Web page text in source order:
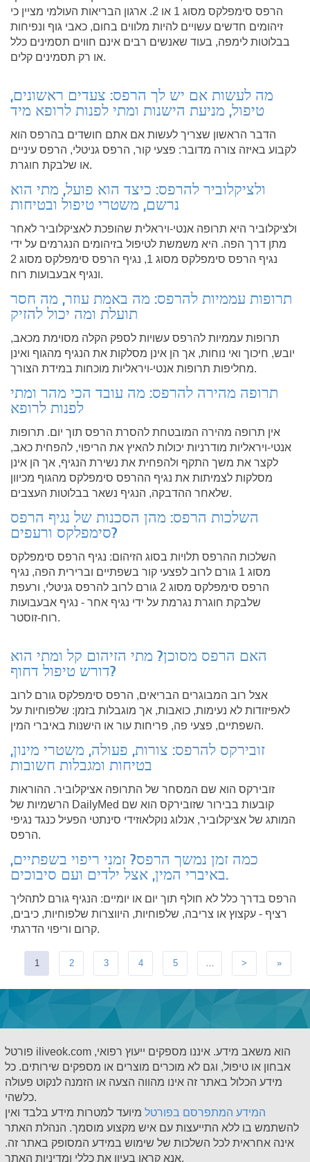
הרפס סימפלקס מסוג 1 או 2. ארגון הבריאות העולמי מציין כי
זיהומים חדשים עשויים להיות מלווים בחום, כאבי גוף ונפיחות
בבלוטות לימפה, בעוד שאנשים רבים אינם חווים תסמינים כלל
או רק תסמינים קלים.
מה לעשות אם יש לך הרפס: צעדים ראשונים,
טיפול, מניעת הישנות ומתי לפנות לרופא מיד
הדבר הראשון שצריך לעשות אם אתם חושדים בהרפס הוא
לקבוע באיזה צורה מדובר: פצעי קור, הרפס גניטלי, הרפס עיניים
או שלבקת חוגרת.
ולציקלוביר להרפס: כיצד הוא פועל, מתי הוא
נרשם, משטרי טיפול ובטיחות
ולציקלוביר היא תרופה אנטי-ויראלית שהופכת לאציקלוביר לאחר
מתן דרך הפה. היא משמשת לטיפול בזיהומים הנגרמים על ידי
נגיף הרפס סימפלקס מסוג 1, נגיף הרפס סימפלקס מסוג 2
ונגיף אבעבועות רוח.
תרופות עממיות להרפס: מה באמת עוזר, מה חסר
תועלת ומה יכול להזיק
תרופות עממיות להרפס עשויות לספק הקלה מסוימת מכאב,
יובש, חיכוך ואי נוחות, אך הן אינן מסלקות את הנגיף מהגוף ואינן
מחליפות תרופות אנטי-ויראליות מוכחות במידת הצורך.
תרופה מהירה להרפס: מה עובד הכי מהר ומתי
לפנות לרופא
אין תרופה מהירה המובטחת להסרת הרפס תוך יום. תרופות
אנטי-ויראליות מודרניות יכולות להאיץ את הריפוי, להפחית כאב,
לקצר את משך התקף ולהפחית את נשירת הנגיף, אך הן אינן
מסלקות לצמיתות את נגיף ההרפס סימפלקס מהגוף מכיוון
שלאחר ההדבקה, הנגיף נשאר בבלוטות העצבים.
השלכות הרפס: מהן הסכנות של נגיף הרפס
סימפלקס ורעפים?
השלכות ההרפס תלויות בסוג הזיהום: נגיף הרפס סימפלקס
מסוג 1 גורם לרוב לפצעי קור בשפתיים וברירית הפה, נגיף
הרפס סימפלקס מסוג 2 גורם לרוב להרפס גניטלי, ורעפת
שלבקת חוגרת נגרמת על ידי נגיף אחר - נגיף אבעבועות
רוח-זוסטר.
האם הרפס מסוכן? מתי הזיהום קל ומתי הוא
דורש טיפול דחוף?
אצל רוב המבוגרים הבריאים, הרפס סימפלקס גורם לרוב
לאפיזודות לא נעימות, כואבות, אך מוגבלות בזמן: שלפוחיות על
השפתיים, פצעי פה, פריחות עור או הישנות באיברי המין.
זובירקס להרפס: צורות, פעולה, משטרי מינון,
בטיחות ומגבלות חשובות
זובירקס הוא שם המסחר של התרופה אציקלוביר. ההוראות
הרשמיות של DailyMed קובעות בבירור שזובירקס הוא שם
המותג של אציקלוביר, אנלוג נוקלאוזידי סינתטי הפעיל כנגד נגיפי
הרפס.
כמה זמן נמשך הרפס? זמני ריפוי בשפתיים,
באיברי המין, אצל ילדים ועם סיבוכים.
הרפס בדרך כלל לא חולף תוך יום או יומיים: הנגיף גורם לתהליך
רציף - עקצוץ או צריבה, שלפוחיות, היווצרות שלפוחיות, כיבים,
קרום וריפוי הדרגתי.
1 2 3 4 5 … > »
פורטל iliveok.com הוא משאב מידע. איננו מספקים ייעוץ רפואי,
אבחון או טיפול, וגם לא מוכרים מוצרים או מספקים שירותים. כל
מידע הכלול באתר זה אינו מהווה הצעה או הזמנה לנקוט פעולה
כלשהי.
המידע המתפרסם בפורטל מיועד למטרות מידע בלבד ואין
להשתמש בו ללא התייעצות עם איש מקצוע מוסמך. הנהלת האתר
אינה אחראית לכל השלכות של שימוש במידע המסופק באתר זה.
אנא קראו בעיון את כללי ומדיניות האתר.